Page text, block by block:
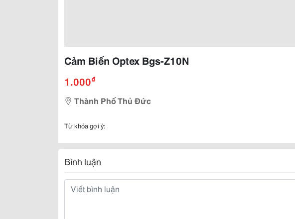
Cảm Biến Optex Bgs-Z10N
1.000₫
Thành Phố Thủ Đức
Từ khóa gợi ý:
Bình luận